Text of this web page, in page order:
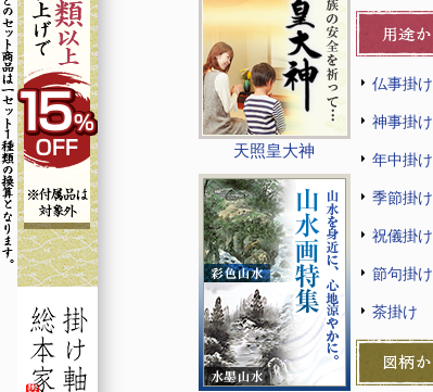
天照皇大神
仏事掛け
神事掛け
年中掛け
季節掛け
祝儀掛け
節句掛け
茶掛け